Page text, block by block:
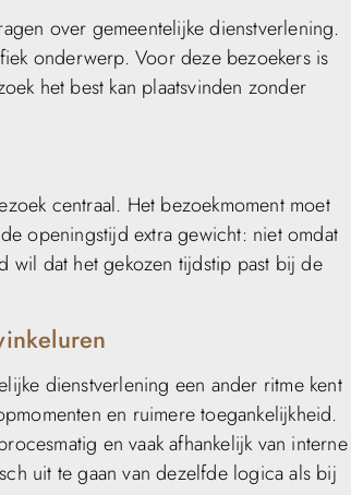
over gemeentelijke dienstverlening.
onderwerp. Voor deze bezoekers is
het best kan plaatsvinden zonder
centraal. Het bezoekmoment moet
openingstijd extra gewicht: niet omdat
wil dat het gekozen tijdstip past bij de
dienstverlening een ander ritme kent
en ruimere toegankelijkheid.
en vaak afhankelijk van interne
uit te gaan van dezelfde logica als bij